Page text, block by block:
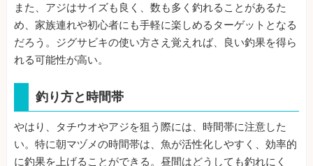
また、アジはサイズも良く、数も多く釣れることがあるた
め、家族連れや初心者にも手軽に楽しめるターゲットとなる
だろう。ジグサビキの使い方さえ覚えれば、良い釣果を得ら
れる可能性が高い。
釣り方と時間帯
やはり、タチウオやアジを狙う際には、時間帯に注意した
い。特に朝マヅメの時間帯は、魚が活性化しやすく、効率的
に釣果を上げることができる。昼間はどうしても釣れにく